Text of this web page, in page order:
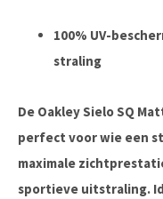
100% UV-
straling
De Oakley Sielo SQ
perfect voor wie een
maximale
sportieve uitstraling.